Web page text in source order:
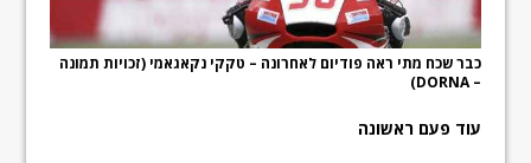
כבר שכח מתי ראה פודיום לאחרונה – טקקי נקאגאמי (זכויות תמונה
– DORNA)
עוד פעם ראשונה